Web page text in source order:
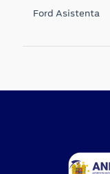
Ford Asistenta